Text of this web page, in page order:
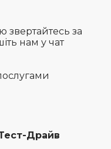
звертайтесь за
нам у чат
Драйв